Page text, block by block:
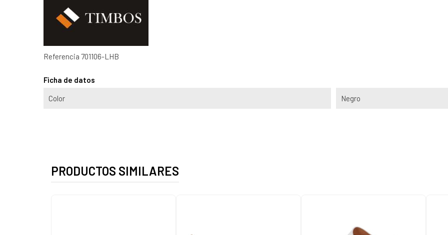
Referencia 701106-LHB
Ficha de datos
Color Negro
PRODUCTOS SIMILARES